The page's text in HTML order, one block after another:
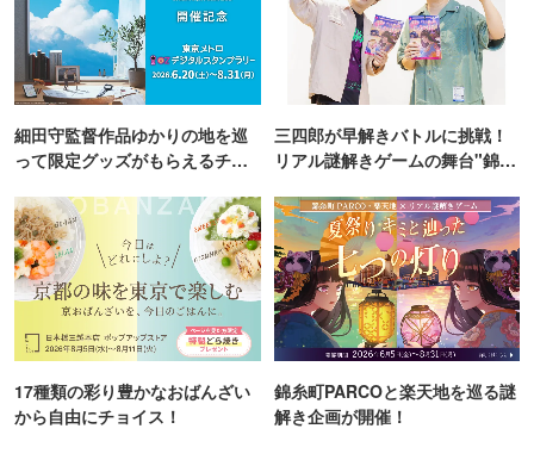
細田守監督作品ゆかりの地を巡
って限定グッズがもらえるチャ
三四郎が早解きバトルに挑戦！
リアル謎解きゲームの舞台"錦糸
17種類の彩り豊かなおばんざい
から自由にチョイス！
錦糸町PARCOと楽天地を巡る謎
解き企画が開催！